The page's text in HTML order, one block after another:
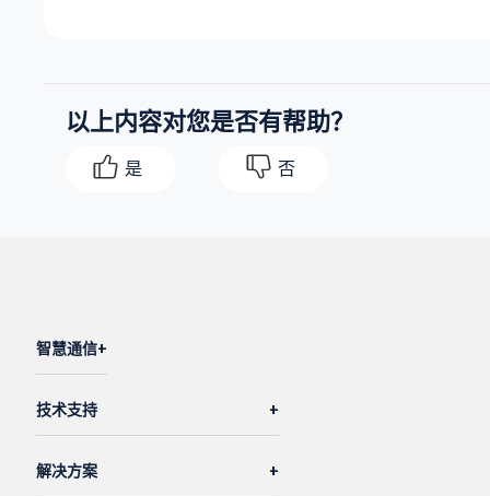
以上内容对您是否有帮助？
是 否
智慧通信
技术支持
解决方案